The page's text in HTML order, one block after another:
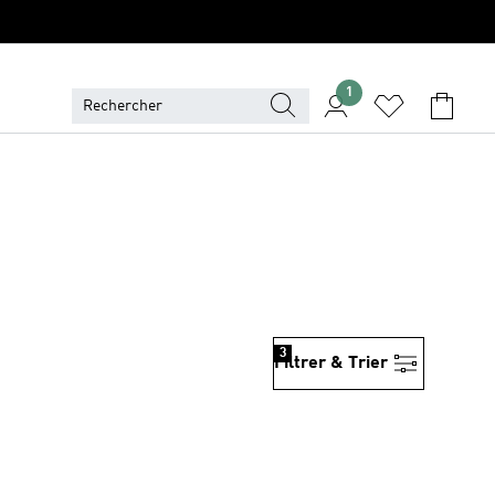
1
Filtrer & Trier
3